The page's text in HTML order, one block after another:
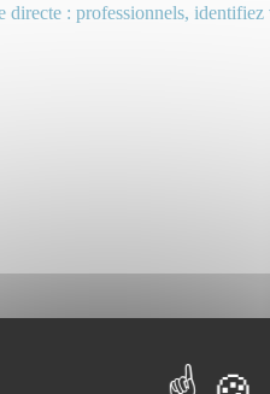
directe : professionnels, identifiez